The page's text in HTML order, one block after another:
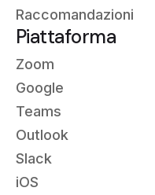
Raccomandazioni
Piattaforma
Zoom
Google
Teams
Outlook
Slack
iOS